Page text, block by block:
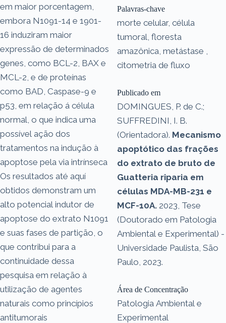
em maior porcentagem,
embora N1091-14 e 1901-
16 induziram maior
expressão de determinados
genes, como BCL-2, BAX e
MCL-2, e de proteínas
como BAD, Caspase-9 e
p53, em relação á célula
normal, o que indica uma
possível ação dos
tratamentos na indução à
apoptose pela via intrínseca
Os resultados até aquí
obtidos demonstram um
alto potencial indutor de
apoptose do extrato N1091
e suas fases de partição, o
que contribui para a
continuidade dessa
pesquisa em relação à
utilização de agentes
naturais como princípios
antitumorais
Palavras-chave
morte celular, célula
tumoral, floresta
amazônica, metástase ,
citometria de fluxo
Publicado em
DOMINGUES, P. de C.;
SUFFREDINI, I. B.
(Orientadora). Mecanismo
apoptótico das frações
do extrato de bruto de
Guatteria riparia em
células MDA-MB-231 e
MCF-10A. 2023, Tese
(Doutorado em Patologia
Ambiental e Experimental) -
Universidade Paulista, São
Paulo, 2023.
Área de Concentração
Patologia Ambiental e
Experimental